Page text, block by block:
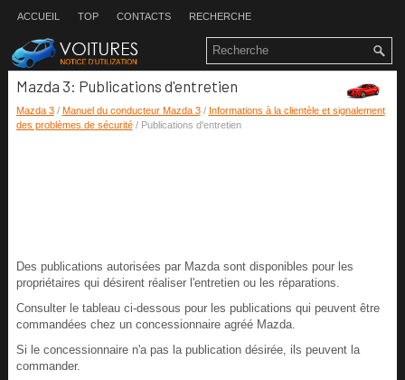
ACCUEIL TOP CONTACTS RECHERCHE
Mazda 3: Publications d'entretien
Mazda 3/ Manuel du conducteur Mazda 3/ Informations à la clientèle et signalement
des problèmes de sécurité/ Publications d'entretien
Des publications autorisées par Mazda sont disponibles pour les
propriétaires qui désirent réaliser l'entretien ou les réparations.
Consulter le tableau ci-dessous pour les publications qui peuvent être
commandées chez un concessionnaire agréé Mazda.
Si le concessionnaire n'a pas la publication désirée, ils peuvent la
commander.